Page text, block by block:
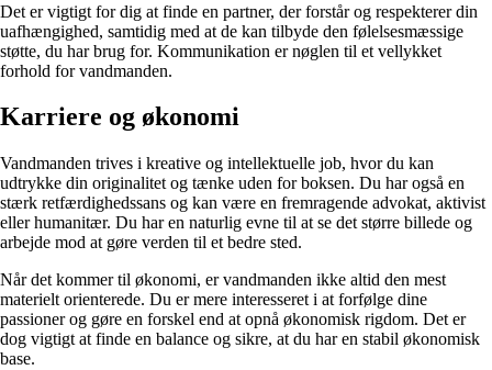
Det er vigtigt for dig at finde en partner, der forstår og respekterer din
uafhængighed, samtidig med at de kan tilbyde den følelsesmæssige
støtte, du har brug for. Kommunikation er nøglen til et vellykket
forhold for vandmanden.
Karriere og økonomi
Vandmanden trives i kreative og intellektuelle job, hvor du kan
udtrykke din originalitet og tænke uden for boksen. Du har også en
stærk retfærdighedssans og kan være en fremragende advokat, aktivist
eller humanitær. Du har en naturlig evne til at se det større billede og
arbejde mod at gøre verden til et bedre sted.
Når det kommer til økonomi, er vandmanden ikke altid den mest
materielt orienterede. Du er mere interesseret i at forfølge dine
passioner og gøre en forskel end at opnå økonomisk rigdom. Det er
dog vigtigt at finde en balance og sikre, at du har en stabil økonomisk
base.